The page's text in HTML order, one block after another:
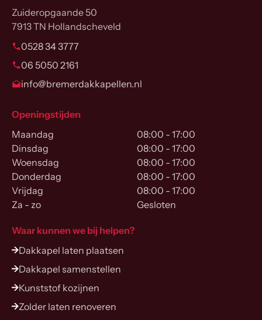
Zuideropgaande 50
7913 TN Hollandscheveld
0528 34 3777
06 5050 2161
info@bremerdakkapellen.nl
Openingstijden
Maandag
Dinsdag
Woensdag
Donderdag
Vrijdag
Za - zo
08:00 - 17:00
08:00 - 17:00
08:00 - 17:00
08:00 - 17:00
08:00 - 17:00
Gesloten
Waar kunnen we bij helpen?
Dakkapel laten plaatsen
Dakkapel samenstellen
Kunststof kozijnen
Zolder laten renoveren